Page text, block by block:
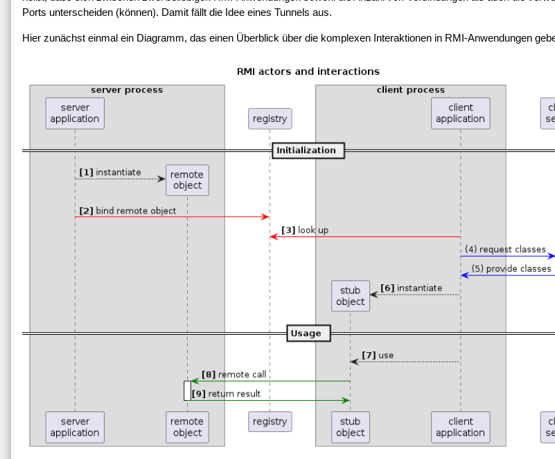
Ports unterscheiden (können). Damit fällt die Idee eines Tunnels aus.
Hier zunächst einmal ein Diagramm, das einen Überblick über die komplexen Interaktionen in RMI-Anwendungen